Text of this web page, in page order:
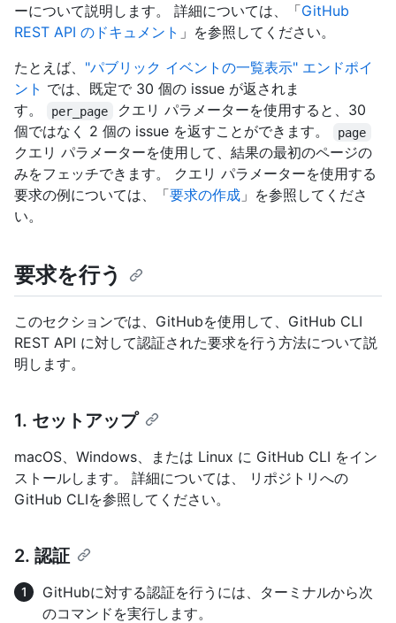
ーについて説明します。 詳細については、「GitHub
REST API のドキュメント 」を参照してください。
たとえば、 "パブリック イベントの一覧表示" エンドポイ
ント では、既定で 30 個の issue が返されま
す。
per_page
クエリ パラメーターを使用すると、30
個ではなく 2 個の issue を返すことができます。
page
クエリ パラメーターを使用して、結果の最初のページの
みをフェッチできます。 クエリ パラメーターを使用する
要求の例については、「要求の作成 」を参照してくださ
い。
要求を行う
このセクションでは、GitHubを使用して、GitHub CLI
REST API に対して認証された要求を行う方法について説
明します。
1. セットアップ
macOS、Windows、または Linux に GitHub CLI をイン
ストールします。 詳細については、
リポジトリへの
GitHub CLIを参照してください。
2. 認証
GitHubに対する認証を行うには、ターミナルから次
のコマンドを実行します。